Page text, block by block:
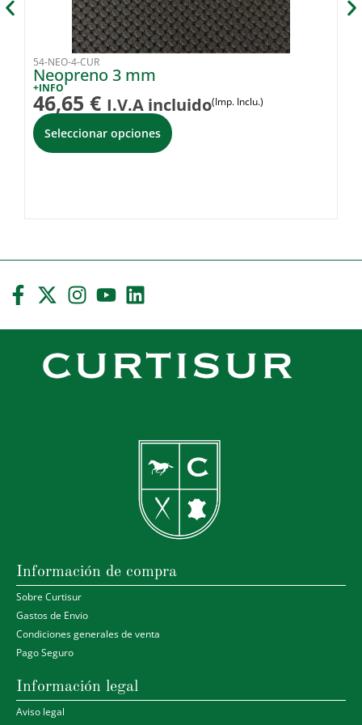
54-NEO-4-CUR
Neopreno 3 mm
+INFO
46,65 € I.V.A incluido(Imp. Inclu.)
Seleccionar opciones
Información de compra
Sobre Curtisur
Gastos de Envio
Condiciones generales de venta
Pago Seguro
Información legal
Aviso legal